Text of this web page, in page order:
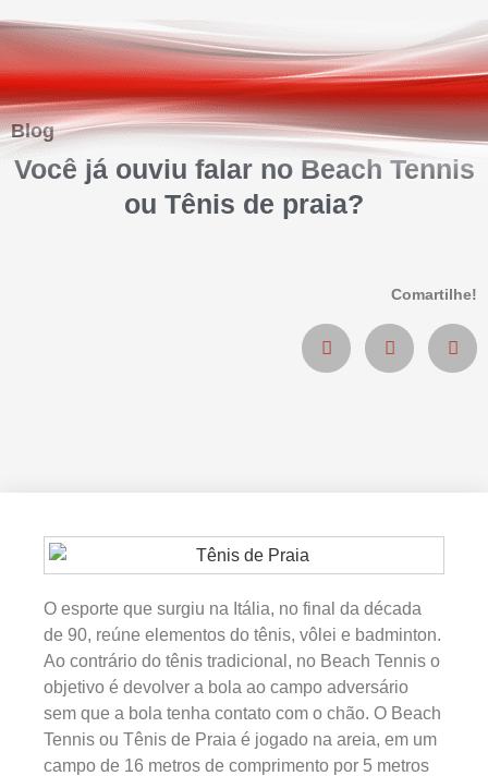
Blog
Você já ouviu falar no Beach Tennis
ou Tênis de praia?
Comartilhe!
O esporte que surgiu na Itália, no final da década
de 90, reúne elementos do tênis, vôlei e badminton.
Ao contrário do tênis tradicional, no Beach Tennis o
objetivo é devolver a bola ao campo adversário
sem que a bola tenha contato com o chão. O Beach
Tennis ou Tênis de Praia é jogado na areia, em um
campo de 16 metros de comprimento por 5 metros